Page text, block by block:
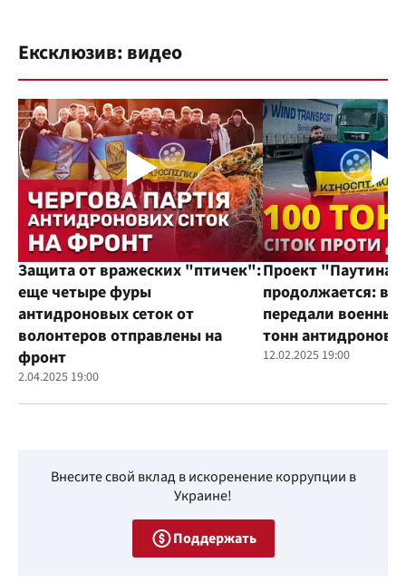
Ексклюзив: видео
Защита от вражеских "птичек":
еще четыре фуры
антидроновых сеток от
волонтеров отправлены на
фронт
2.04.2025 19:00
Проект "Паутина"
продолжается:
передали
тонн
12.02.2025 19:00
Внесите свой вклад в искоренение коррупции в
Украине!
Поддержать